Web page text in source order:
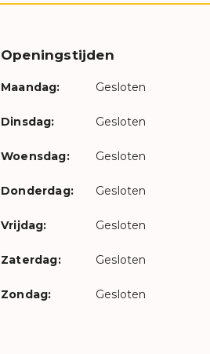
Openingstijden
Maandag: Gesloten
Dinsdag: Gesloten
Woensdag: Gesloten
Donderdag: Gesloten
Vrijdag: Gesloten
Zaterdag: Gesloten
Zondag: Gesloten